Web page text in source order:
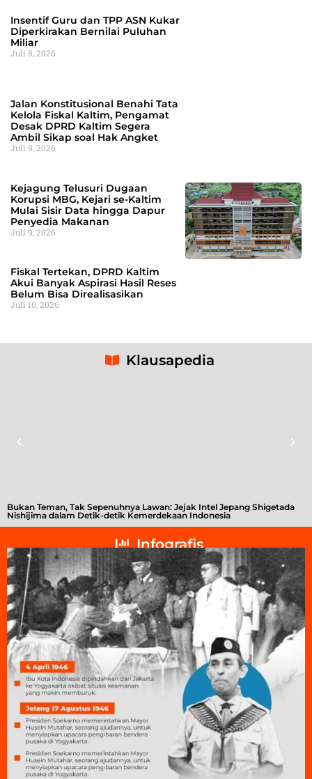
Insentif Guru dan TPP ASN Kukar
Diperkirakan Bernilai Puluhan
Miliar
Juli 8, 2026
Jalan Konstitusional Benahi Tata
Kelola Fiskal Kaltim, Pengamat
Desak DPRD Kaltim Segera
Ambil Sikap soal Hak Angket
Juli 9, 2026
Kejagung Telusuri Dugaan
Korupsi MBG, Kejari se-Kaltim
Mulai Sisir Data hingga Dapur
Penyedia Makanan
Juli 9, 2026
Fiskal Tertekan, DPRD Kaltim
Akui Banyak Aspirasi Hasil Reses
Belum Bisa Direalisasikan
Juli 10, 2026
Klausapedia
Bukan Teman, Tak Sepenuhnya Lawan: Jejak Intel Jepang Shigetada
Nishijima dalam Detik-detik Kemerdekaan Indonesia
Infografis